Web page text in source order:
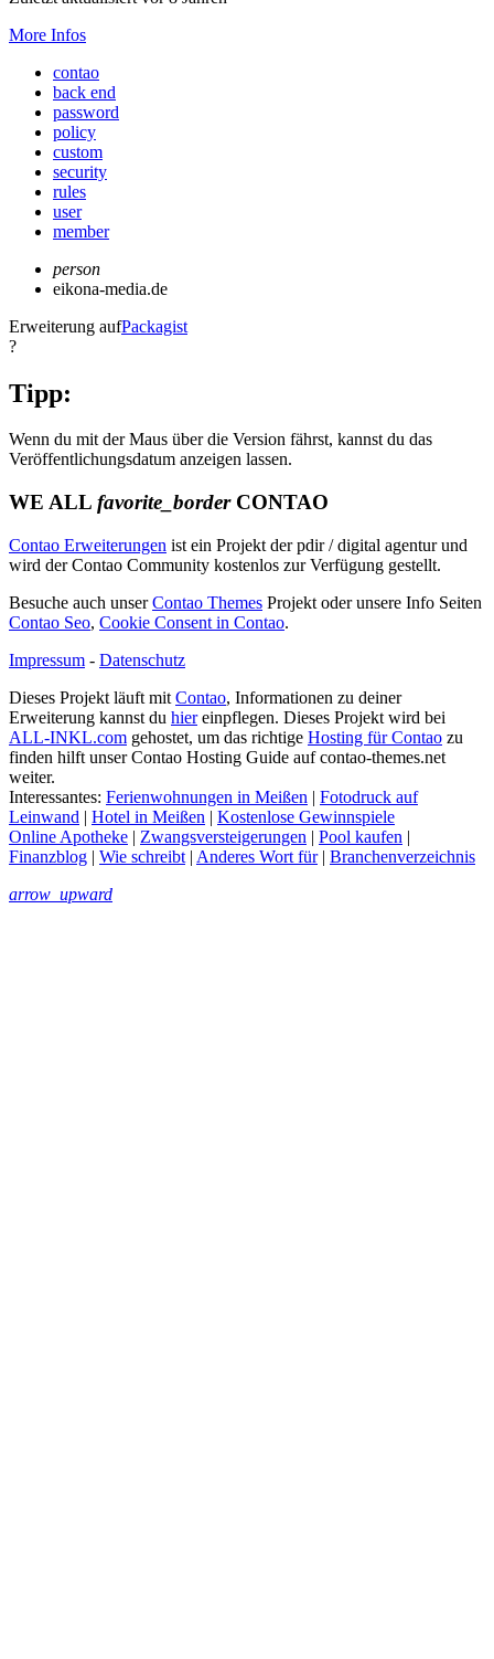
More Infos
contao
back end
password
policy
custom
security
rules
user
member
person
eikona-media.de
Erweiterung aufPackagist
?
Tipp:
Wenn du mit der Maus über die Version fährst, kannst du das
Veröffentlichungsdatum anzeigen lassen.
WE ALL favorite_borderCONTAO
Contao Erweiterungen ist ein Projekt der pdir / digital agentur und
wird der Contao Community kostenlos zur Verfügung gestellt.
Besuche auch unserContao Themes Projekt oder unsere Info Seiten
Contao Seo, Cookie Consent in Contao.
Impressum - Datenschutz
Dieses Projekt läuft mit Contao, Informationen zu deiner
Erweiterung kannst du hiereinpflegen. Dieses Projekt wird bei
ALL-INKL.com gehostet, um das richtige Hosting für Contao zu
finden hilft unser Contao Hosting Guide auf contao-themes.net
weiter.
Interessantes: Ferienwohnungen in Meißen | Fotodruck auf
Leinwand | Hotel in Meißen | Kostenlose Gewinnspiele
Online Apotheke | Zwangsversteigerungen | Pool kaufen |
Finanzblog | Wie schreibt | Anderes Wort für| Branchenverzeichnis
arrow_upward